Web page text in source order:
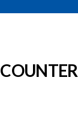
COUNTER